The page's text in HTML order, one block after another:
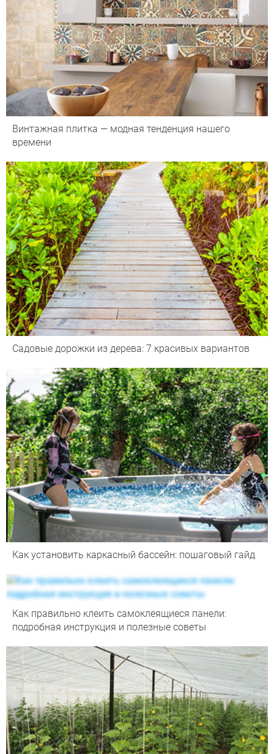
Винтажная плитка — модная тенденция нашего
времени
Садовые дорожки из дерева: 7 красивых вариантов
Как установить каркасный бассейн: пошаговый гайд
Как правильно клеить самоклеящиеся панели:
подробная инструкция и полезные советы